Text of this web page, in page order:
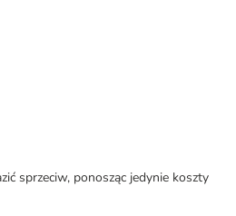
sprzeciw, ponosząc jedynie koszty